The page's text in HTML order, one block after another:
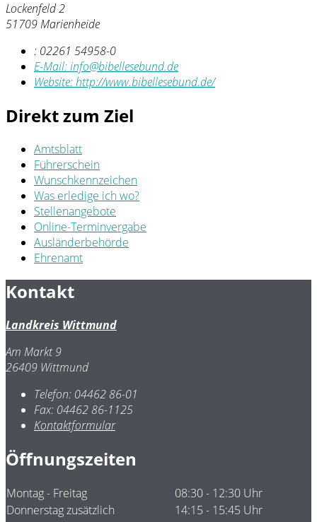
Lockenfeld 2
51709 Marienheide
: 02261 54958-0
E-Mail:info@bibellesebund.de
Website:http://www.bibellesebund.de/
Direkt zum Ziel
Amtsblatt
Führerschein
Wunschkennzeichen
Was erledige ich wo?
Stellenangebote
Online-Terminvergabe
Ausländerbehörde
Ehrenamt
Kontakt
Landkreis Wittmund
Am Markt 9
26409 Wittmund
Telefon: 04462 86-01
Fax: 04462 86-1125
Kontaktformular
Öffnungszeiten
Montag - Freitag
08:30 - 12:30 Uhr
Donnerstag zusätzlich
14:15 - 15:45 Uhr